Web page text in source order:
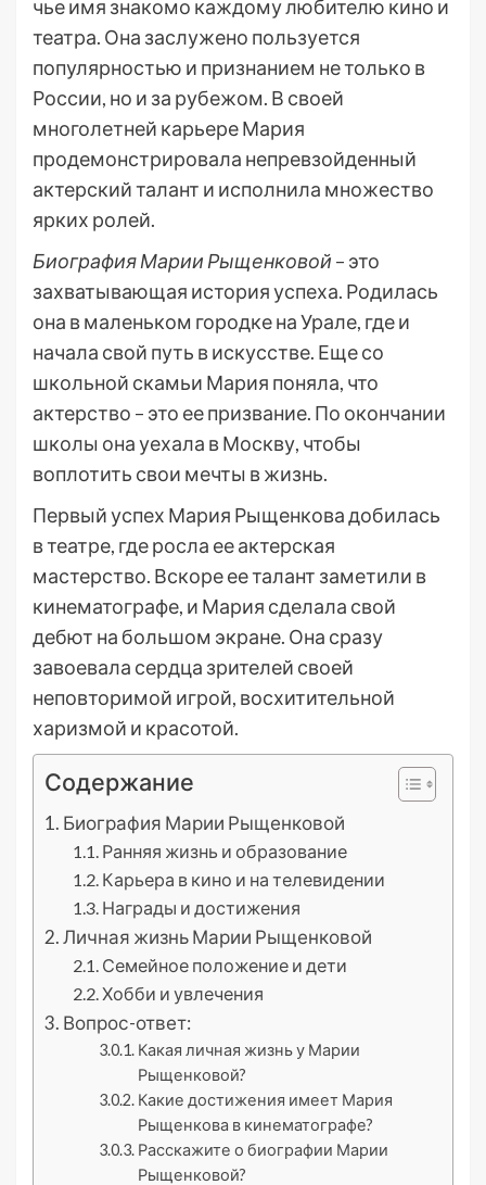
чье имя знакомо каждому любителю кино и
театра. Она заслужено пользуется
популярностью и признанием не только в
России, но и за рубежом. В своей
многолетней карьере Мария
продемонстрировала непревзойденный
актерский талант и исполнила множество
ярких ролей.
Биография Марии Рыщенковой – это
захватывающая история успеха. Родилась
она в маленьком городке на Урале, где и
начала свой путь в искусстве. Еще со
школьной скамьи Мария поняла, что
актерство – это ее призвание. По окончании
школы она уехала в Москву, чтобы
воплотить свои мечты в жизнь.
Первый успех Мария Рыщенкова добилась
в театре, где росла ее актерская
мастерство. Вскоре ее талант заметили в
кинематографе, и Мария сделала свой
дебют на большом экране. Она сразу
завоевала сердца зрителей своей
неповторимой игрой, восхитительной
харизмой и красотой.
Содержание
Биография Марии Рыщенковой
Ранняя жизнь и образование
Карьера в кино и на телевидении
Награды и достижения
Личная жизнь Марии Рыщенковой
Семейное положение и дети
Хобби и увлечения
Вопрос-ответ:
Какая личная жизнь у Марии
Рыщенковой?
Какие достижения имеет Мария
Рыщенкова в кинематографе?
Расскажите о биографии Марии
Рыщенковой?